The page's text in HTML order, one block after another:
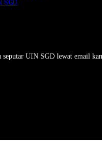
SGD
seputar UIN SGD lewat email